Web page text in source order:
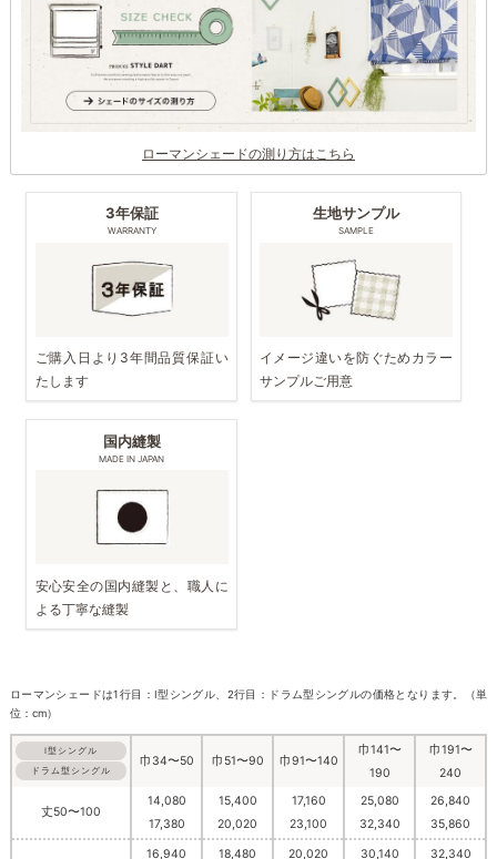
ローマンシェードの測り方はこちら
3年保証
WARRANTY
ご購入日より3年間品質保証い
たします
生地サンプル
SAMPLE
イメージ違いを防ぐためカラー
サンプルご用意
国内縫製
MADE IN JAPAN
安心安全の国内縫製と、職人に
よる丁寧な縫製
ローマンシェードは1行目：I型シングル、2行目：ドラム型シングルの価格となります。（単
位：cm）
I型シングル
ドラム型シングル
巾34〜50 巾51〜90 巾91〜140
巾141〜
190
巾191〜
240
丈50〜100
14,080
17,380
15,400
20,020
17,160
23,100
25,080
32,340
26,840
35,860
16,940 18,480 20,020 30,140 32,340